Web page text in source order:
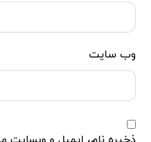
وب‌ سایت